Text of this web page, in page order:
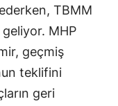
TBMM
MHP
geçmiş
teklifini
geri